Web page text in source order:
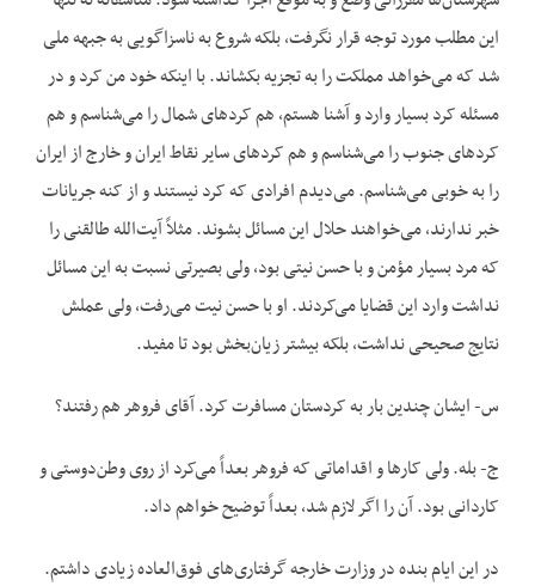
این مطلب مورد توجه قرار نگرفت، بلکه شروع به ناسزاگویی به جبهه ملی
شد که می‌‌خواهد مملکت را به تجزیه بکشاند. با اینکه خود من کرد و در
مسئله کرد بسیار وارد و آشنا هستم، هم کردهای شمال را می‌‌شناسم و هم
کردهای جنوب را می‌‌شناسم و هم کردهای سایر نقاط ایران و خارج از ایران
را به خوبی می‌‌شناسم. می‌‌دیدم افرادی که کرد نیستند و از کنه جریانات
خبر ندارند، می‌‌خواهند حلال این مسائل بشوند. مثلاً آیت‌الله طالقنی را
که مرد بسیار مؤمن و با حسن نیتی بود، ولی بصیرتی نسبت به این مسائل
نداشت وارد این قضایا می‌‌کردند. او با حسن نیت می‌‌رفت، ولی عملش
نتایج صحیحی نداشت، بلکه بیشتر زیان‌‌بخش بود تا مفید.
س- ایشان چندین بار به کردستان مسافرت کرد. آقای فروهر هم رفتند؟
ج- بله. ولی کارها و اقداماتی که فروهر بعداً می‌‌کرد از روی وطن‌‌دوستی و
کاردانی بود. آن را اگر لازم شد، بعداً توضیح خواهم داد.
در این ایام بنده در وزارت خارجه گرفتاری‌‌های فوق‌العاده زیادی داشتم.